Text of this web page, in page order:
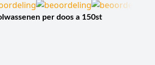
per doos a 150st